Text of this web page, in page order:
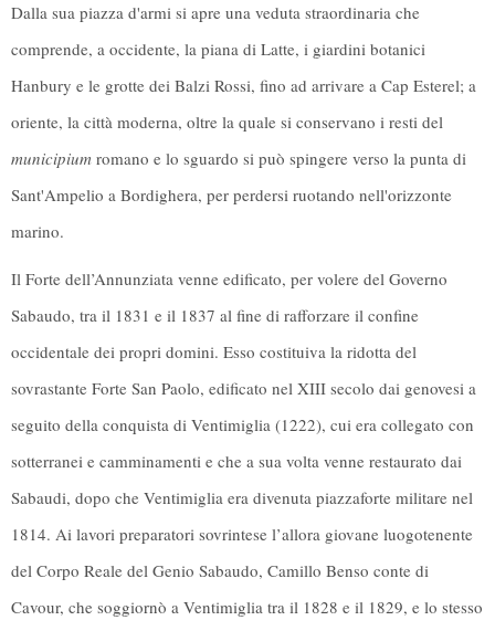
Dalla sua piazza d'armi si apre una veduta straordinaria che
comprende, a occidente, la piana di Latte, i giardini botanici
Hanbury e le grotte dei Balzi Rossi, fino ad arrivare a Cap Esterel; a
oriente, la città moderna, oltre la quale si conservano i resti del
municipium romano e lo sguardo si può spingere verso la punta di
Sant'Ampelio a Bordighera, per perdersi ruotando nell'orizzonte
marino.
Il Forte dell’Annunziata venne edificato, per volere del Governo
Sabaudo, tra il 1831 e il 1837 al fine di rafforzare il confine
occidentale dei propri domini. Esso costituiva la ridotta del
sovrastante Forte San Paolo, edificato nel XIII secolo dai genovesi a
seguito della conquista di Ventimiglia (1222), cui era collegato con
sotterranei e camminamenti e che a sua volta venne restaurato dai
Sabaudi, dopo che Ventimiglia era divenuta piazzaforte militare nel
1814. Ai lavori preparatori sovrintese l’allora giovane luogotenente
del Corpo Reale del Genio Sabaudo, Camillo Benso conte di
Cavour, che soggiornò a Ventimiglia tra il 1828 e il 1829, e lo stesso